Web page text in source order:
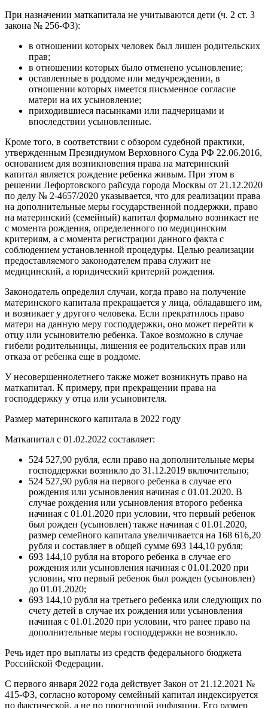
При назначении маткапитала не учитываются дети (ч. 2 ст. 3
закона № 256-ФЗ):
в отношении которых человек был лишен родительских
прав;
в отношении которых было отменено усыновление;
оставленные в роддоме или медучреждении, в
отношении которых имеется письменное согласие
матери на их усыновление;
приходившиеся пасынками или падчерицами и
впоследствии усыновленные.
Кроме того, в соответствии с обзором судебной практики,
утвержденным Президиумом Верховного Суда РФ 22.06.2016,
основанием для возникновения права на материнский
капитал является рождение ребенка живым. При этом в
решении Лефортовского райсуда города Москвы от 21.12.2020
по делу № 2-4657/2020 указывается, что для реализации права
на дополнительные меры государственной поддержки, право
на материнский (семейный) капитал формально возникает не
с момента рождения, определенного по медицинским
критериям, а с момента регистрации данного факта с
соблюдением установленной процедуры. Целью реализации
предоставляемого законодателем права служит не
медицинский, а юридический критерий рождения.
Законодатель определил случаи, когда право на получение
материнского капитала прекращается у лица, обладавшего им,
и возникает у другого человека. Если прекратилось право
матери на данную меру господдержки, оно может перейти к
отцу или усыновителю ребенка. Такое возможно в случае
гибели родительницы, лишения ее родительских прав или
отказа от ребенка еще в роддоме.
У несовершеннолетнего также может возникнуть право на
маткапитал. К примеру, при прекращении права на
господдержку у отца или усыновителя.
Размер материнского капитала в 2022 году
Маткапитал с 01.02.2022 составляет:
524 527,90 рубля, если право на дополнительные меры
господдержки возникло до 31.12.2019 включительно;
524 527,90 рубля на первого ребенка в случае его
рождения или усыновления начиная с 01.01.2020. В
случае рождения или усыновления второго ребенка
начиная с 01.01.2020 при условии, что первый ребенок
был рожден (усыновлен) также начиная с 01.01.2020,
размер семейного капитала увеличивается на 168 616,20
рубля и составляет в общей сумме 693 144,10 рубля;
693 144,10 рубля на второго ребенка в случае его
рождения или усыновления начиная с 01.01.2020 при
условии, что первый ребенок был рожден (усыновлен)
до 01.01.2020;
693 144,10 рубля на третьего ребенка или следующих по
счету детей в случае их рождения или усыновления
начиная с 01.01.2020 при условии, что ранее право на
дополнительные меры господдержки не возникло.
Речь идет про выплаты из средств федерального бюджета
Российской Федерации.
С первого января 2022 года действует Закон от 21.12.2021 №
415-ФЗ, согласно которому семейный капитал индексируется
по фактической, а не по прогнозной инфляции. Его размер